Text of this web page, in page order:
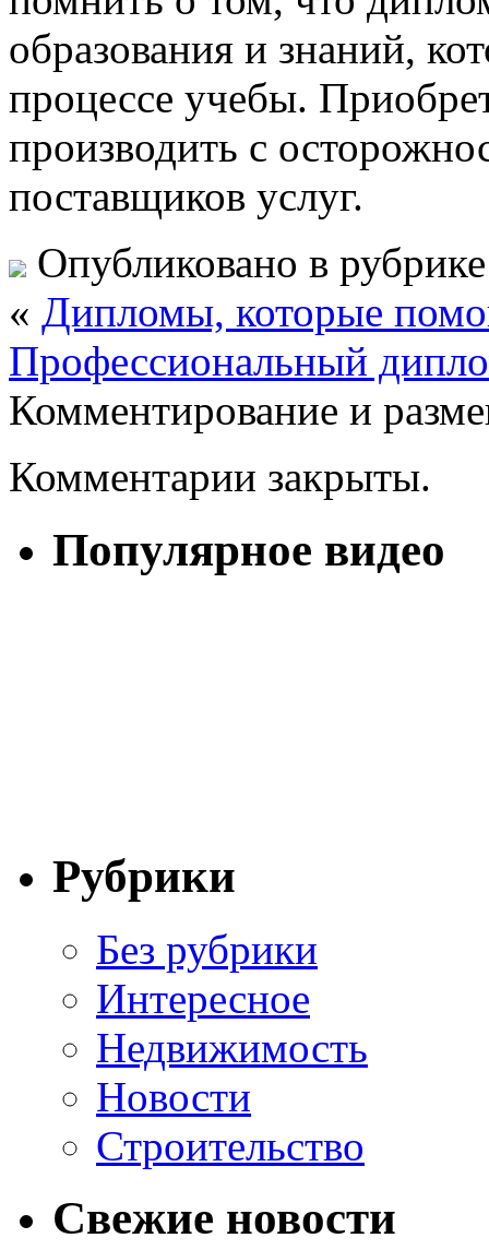
образования и знаний,
процессе учебы.
производить с
поставщиков услуг.
Опубликовано в
« Дипломы, которые
Профессиональный
Комментирование и
Комментарии закрыты.
Популярное видео
Рубрики
Без рубрики
Интересное
Недвижимость
Новости
Строительство
Свежие новости